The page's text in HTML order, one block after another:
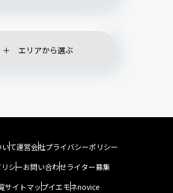
エリアから選ぶ
いて運営会社プライバシーポリシー
シーお問い合わせライター募集
サイトマップイエモネnovice